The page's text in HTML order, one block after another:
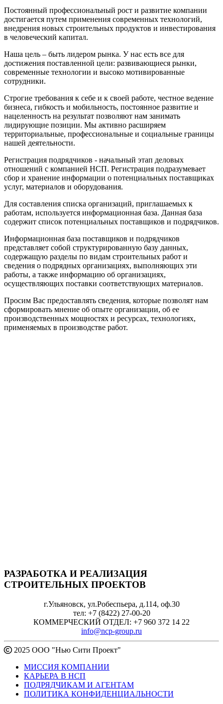
Постоянный профессиональный рост и развитие компании
достигается путем применения современных технологий,
внедрения новых строительных продуктов и инвестирования
в человеческий капитал.
Наша цель – быть лидером рынка. У нас есть все для
достижения поставленной цели: развивающиеся рынки,
современные технологии и высоко мотивированные
сотрудники.
Строгие требования к себе и к своей работе, честное ведение
бизнеса, гибкость и мобильность, постоянное развитие и
нацеленность на результат позволяют нам занимать
лидирующие позиции. Мы активно расширяем
территориальные, профессиональные и социальные границы
нашей деятельности.
Регистрация подрядчиков - начальный этап деловых
отношений с компанией НСП. Регистрация подразумевает
сбор и хранение информации о потенциальных поставщиках
услуг, материалов и оборудования.
Для составления списка организаций, приглашаемых к
работам, используется информационная база. Данная база
содержит список потенциальных поставщиков и подрядчиков.
Информационная база поставщиков и подрядчиков
представляет собой структурированную базу данных,
содержащую разделы по видам строительных работ и
сведения о подрядных организациях, выполняющих эти
работы, а также информацию об организациях,
осуществляющих поставки соответствующих материалов.
Просим Вас предоставлять сведения, которые позволят нам
сформировать мнение об опыте организации, об ее
производственных мощностях и ресурсах, технологиях,
применяемых в производстве работ.
РАЗРАБОТКА И РЕАЛИЗАЦИЯ
СТРОИТЕЛЬНЫХ ПРОЕКТОВ
г.Ульяновск, ул.Робеспьера, д.114, оф.30
тел: +7 (8422) 27-00-20
КОММЕРЧЕСКИЙ ОТДЕЛ: +7 960 372 14 22
info@ncp-group.ru
2025 ООО "Нью Сити Проект"
МИССИЯ КОМПАНИИ
КАРЬЕРА В НСП
ПОДРЯДЧИКАМ И АГЕНТАМ
ПОЛИТИКА КОНФИДЕНЦИАЛЬНОСТИ